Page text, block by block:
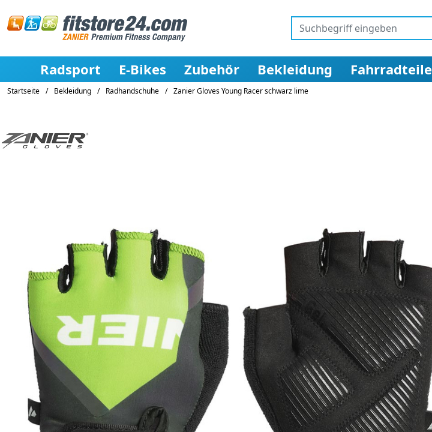
Radsport E-Bikes Zubehör Bekleidung Fahrradteile
Startseite / Bekleidung / Radhandschuhe / Zanier Gloves Young Racer schwarz lime